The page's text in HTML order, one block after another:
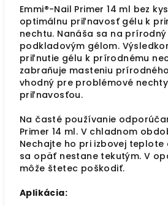
Emmi®-Nail Primer 14 ml bez
optimálnu priľnavosť gélu k
nechtu. Nanáša sa na
podkladovým gélom.
priľnutie gélu k prírodnému
zabraňuje masteniu
vhodný pre problémové
priľnavosťou.
Na časté používanie
Primer 14 ml. V chladnom
Nechajte ho pri izbovej teplote
sa opäť nestane tekutým. V
môže štetec poškodiť.
Aplikácia: